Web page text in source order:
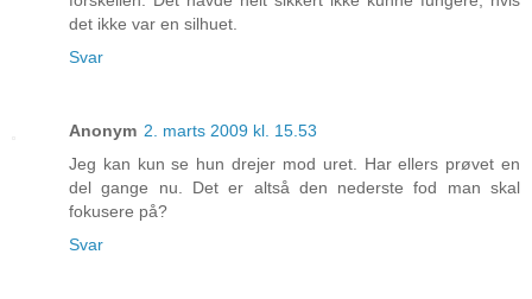
det ikke var en silhuet.
Svar
Anonym 2. marts 2009 kl. 15.53
Jeg kan kun se hun drejer mod uret. Har ellers prøvet en
del gange nu. Det er altså den nederste fod man skal
fokusere på?
Svar